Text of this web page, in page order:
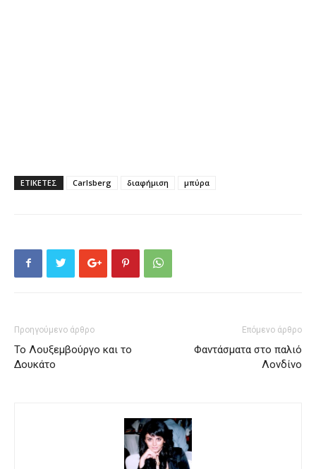
ΕΤΙΚΕΤΕΣ Carlsberg διαφήμιση μπύρα
Προηγούμενο άρθρο
Το Λουξεμβούργο και το
Δουκάτο
Επόμενο άρθρο
Φαντάσματα στο παλιό
Λονδίνο